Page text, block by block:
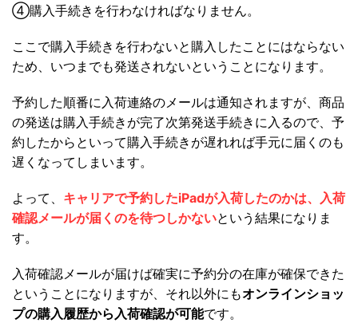
④購入手続きを行わなければなりません。
ここで購入手続きを行わないと購入したことにはならない
ため、いつまでも発送されないということになります。
予約した順番に入荷連絡のメールは通知されますが、商品
の発送は購入手続きが完了次第発送手続きに入るので、予
約したからといって購入手続きが遅れれば手元に届くのも
遅くなってしまいます。
よって、 キャリアで予約したiPadが入荷したのかは、入荷
確認メールが届くのを待つしかないという結果になりま
す。
入荷確認メールが届けば確実に予約分の在庫が確保できた
ということになりますが、それ以外にもオンラインショッ
プの購入履歴から入荷確認が可能です。